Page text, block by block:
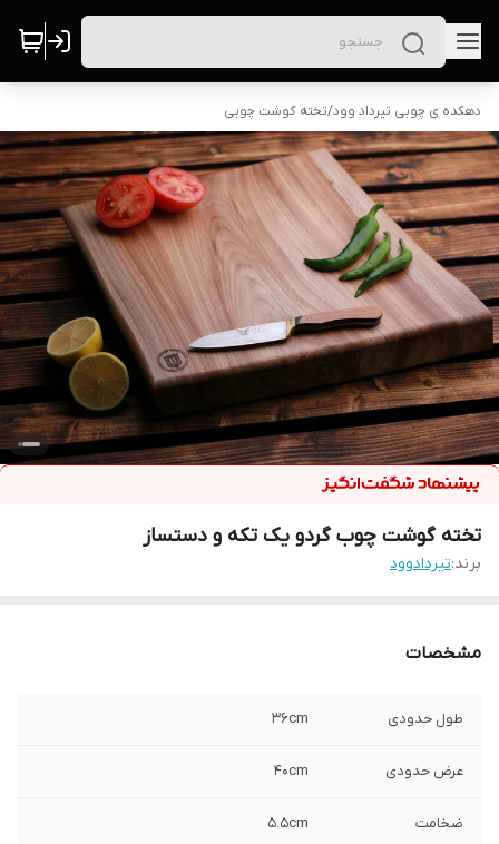
دهکده ی چوبی تیرداد وود/تخته گوشت چوبی
تخته گوشت چوب گردو یک تکه و دستساز
برند:تیردادوود
مشخصات
طول حدودی 36cm
عرض حدودی 40cm
ضخامت 5.5cm